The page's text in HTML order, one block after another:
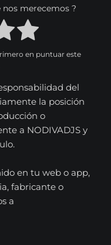
nos merecemos ?
en puntuar este
del
la posición
o
a NODIVADJS y
en tu web o app,
fabricante o
a